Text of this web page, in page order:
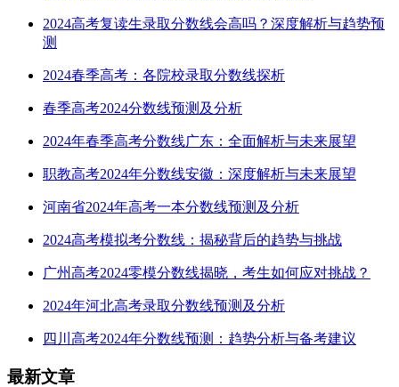
2024高考复读生录取分数线会高吗？深度解析与趋势预
测
2024春季高考：各院校录取分数线探析
春季高考2024分数线预测及分析
2024年春季高考分数线广东：全面解析与未来展望
职教高考2024年分数线安徽：深度解析与未来展望
河南省2024年高考一本分数线预测及分析
2024高考模拟考分数线：揭秘背后的趋势与挑战
广州高考2024零模分数线揭晓，考生如何应对挑战？
2024年河北高考录取分数线预测及分析
四川高考2024年分数线预测：趋势分析与备考建议
最新文章